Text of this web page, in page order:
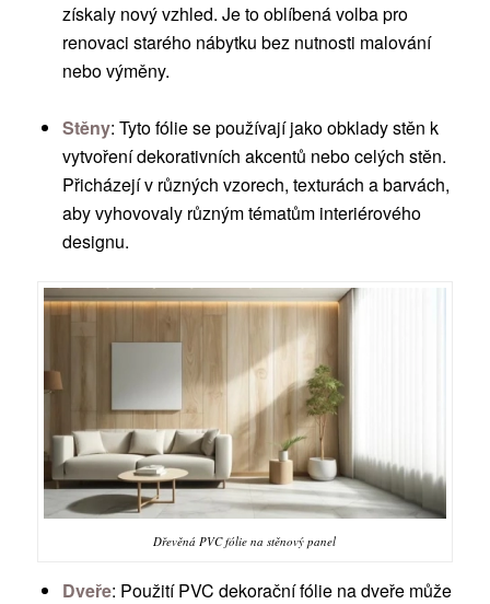
získaly nový vzhled. Je to oblíbená volba pro
renovaci starého nábytku bez nutnosti malování
nebo výměny.
Stěny: Tyto fólie se používají jako obklady stěn k
vytvoření dekorativních akcentů nebo celých stěn.
Přicházejí v různých vzorech, texturách a barvách,
aby vyhovovaly různým tématům interiérového
designu.
Dřevěná PVC fólie na stěnový panel
Dveře: Použití PVC dekorační fólie na dveře může